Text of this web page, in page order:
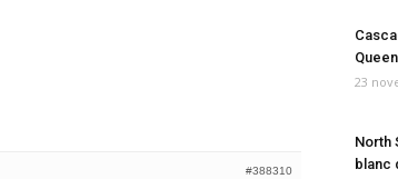
#388310
23
North
blanc